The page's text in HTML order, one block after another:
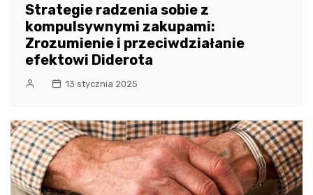
Strategie radzenia sobie z
kompulsywnymi zakupami:
Zrozumienie i przeciwdziałanie
efektowi Diderota
13 stycznia 2025